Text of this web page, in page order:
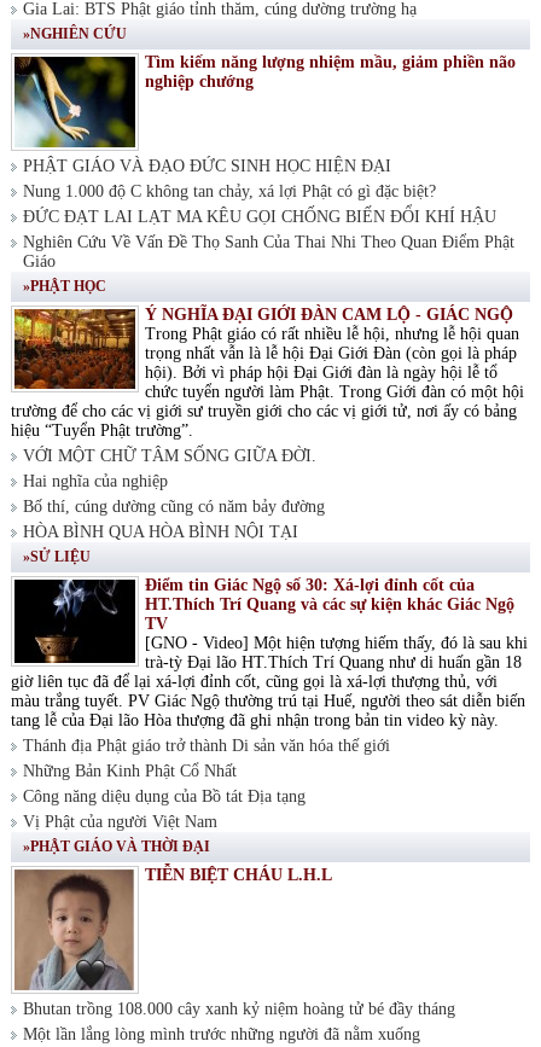
Gia Lai: BTS Phật giáo tỉnh thăm, cúng dường trường hạ
»NGHIÊN CỨU
Tìm kiếm năng lượng nhiệm mầu, giảm phiền não
nghiệp chướng
PHẬT GIÁO VÀ ĐẠO ĐỨC SINH HỌC HIỆN ĐẠI
Nung 1.000 độ C không tan chảy, xá lợi Phật có gì đặc biệt?
ĐỨC ĐẠT LAI LẠT MA KÊU GỌI CHỐNG BIẾN ĐỔI KHÍ HẬU
Nghiên Cứu Về Vấn Đề Thọ Sanh Của Thai Nhi Theo Quan Điểm Phật
Giáo
»PHẬT HỌC
Ý NGHĨA ĐẠI GIỚI ĐÀN CAM LỘ - GIÁC NGỘ
Trong Phật giáo có rất nhiều lễ hội, nhưng lễ hội quan
trọng nhất vẫn là lễ hội Đại Giới Đàn (còn gọi là pháp
hội). Bởi vì pháp hội Đại Giới đàn là ngày hội lễ tổ
chức tuyển người làm Phật. Trong Giới đàn có một hội
trường để cho các vị giới sư truyền giới cho các vị giới tử, nơi ấy có bảng
hiệu “Tuyển Phật trường”.
VỚI MỘT CHỮ TÂM SỐNG GIỮA ĐỜI.
Hai nghĩa của nghiệp
Bố thí, cúng dường cũng có năm bảy đường
HÒA BÌNH QUA HÒA BÌNH NỘI TẠI
»SỬ LIỆU
Điểm tin Giác Ngộ số 30: Xá-lợi đỉnh cốt của
HT.Thích Trí Quang và các sự kiện khác Giác Ngộ
TV
[GNO - Video] Một hiện tượng hiếm thấy, đó là sau khi
trà-tỳ Đại lão HT.Thích Trí Quang như di huấn gần 18
giờ liên tục đã để lại xá-lợi đỉnh cốt, cũng gọi là xá-lợi thượng thủ, với
màu trắng tuyết. PV Giác Ngộ thường trú tại Huế, người theo sát diễn biến
tang lễ của Đại lão Hòa thượng đã ghi nhận trong bản tin video kỳ này.
Thánh địa Phật giáo trở thành Di sản văn hóa thế giới
Những Bản Kinh Phật Cổ Nhất
Công năng diệu dụng của Bồ tát Địa tạng
Vị Phật của người Việt Nam
»PHẬT GIÁO VÀ THỜI ĐẠI
TIỄN BIỆT CHÁU L.H.L
Bhutan trồng 108.000 cây xanh kỷ niệm hoàng tử bé đầy tháng
Một lần lắng lòng mình trước những người đã nằm xuống